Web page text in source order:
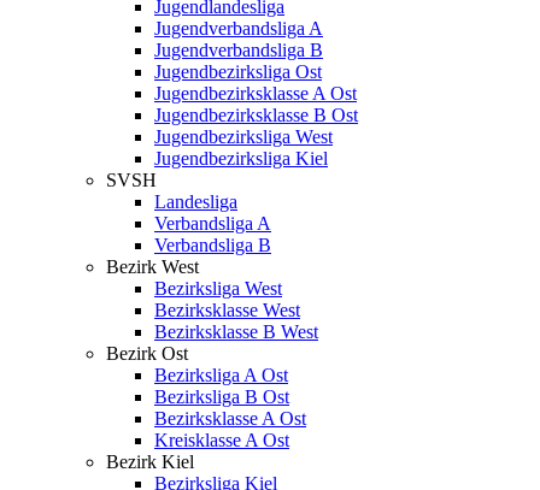
Jugendlandesliga
Jugendverbandsliga A
Jugendverbandsliga B
Jugendbezirksliga Ost
Jugendbezirksklasse A Ost
Jugendbezirksklasse B Ost
Jugendbezirksliga West
Jugendbezirksliga Kiel
SVSH
Landesliga
Verbandsliga A
Verbandsliga B
Bezirk West
Bezirksliga West
Bezirksklasse West
Bezirksklasse B West
Bezirk Ost
Bezirksliga A Ost
Bezirksliga B Ost
Bezirksklasse A Ost
Kreisklasse A Ost
Bezirk Kiel
Bezirksliga Kiel